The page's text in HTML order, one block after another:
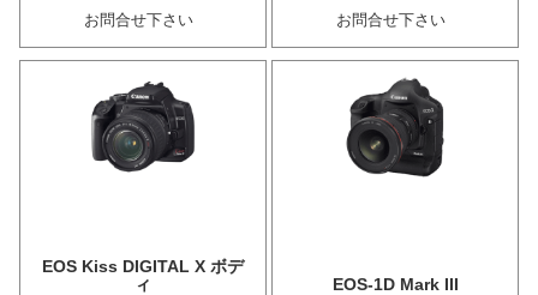
お問合せ下さい
お問合せ下さい
EOS Kiss DIGITAL X ボデ
ィ
EOS-1D Mark III